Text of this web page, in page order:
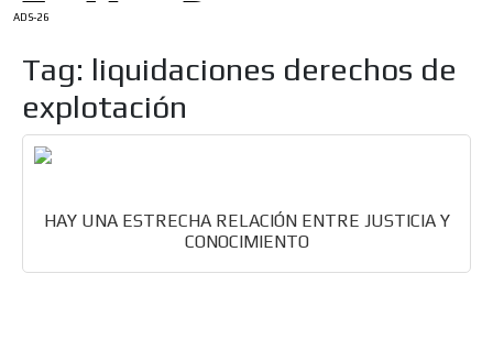
ADS-26
Tag: liquidaciones derechos de
explotación
HAY UNA ESTRECHA RELACIÓN ENTRE JUSTICIA Y
CONOCIMIENTO